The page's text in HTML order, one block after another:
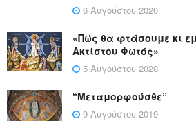
6 Αυγούστου 2020
«Πώς θα φτάσουμε κι
Ακτίστου Φωτός»
5 Αυγούστου 2020
“Μεταμορφούσθε”
9 Αυγούστου 2019